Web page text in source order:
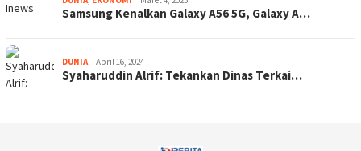
Samsung Kenalkan Galaxy A56 5G, Galaxy A…
DUNIA April 16, 2024
Syaharuddin Alrif: Tekankan Dinas Terkai…